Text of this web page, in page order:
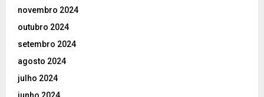
novembro 2024
outubro 2024
setembro 2024
agosto 2024
julho 2024